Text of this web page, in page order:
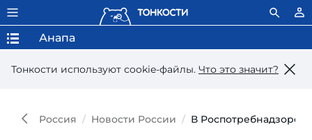
Тонкости используют сookie-файлы. Что это значит?
Анапа
Россия Новости России В Роспотребнадзоре